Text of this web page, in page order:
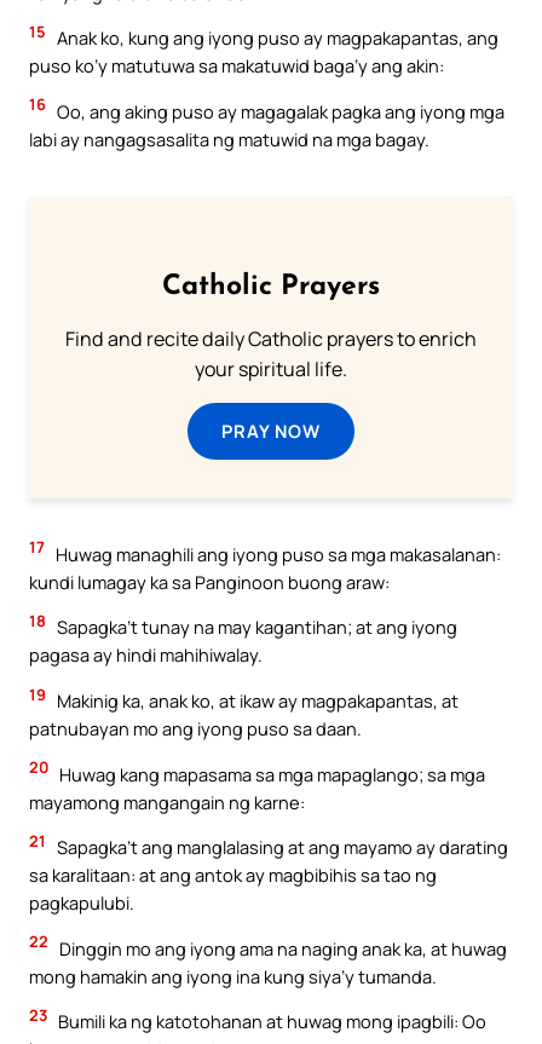
15 Anak ko, kung ang iyong puso ay magpakapantas, ang
puso ko’y matutuwa sa makatuwid baga’y ang akin:
16 Oo, ang aking puso ay magagalak pagka ang iyong mga
labi ay nangagsasalita ng matuwid na mga bagay.
Catholic Prayers
Find and recite daily Catholic prayers to enrich
your spiritual life.
PRAY NOW
17 Huwag managhili ang iyong puso sa mga makasalanan:
kundi lumagay ka sa Panginoon buong araw:
18 Sapagka’t tunay na may kagantihan; at ang iyong
pagasa ay hindi mahihiwalay.
19
Makinig ka, anak ko, at ikaw ay magpakapantas, at
patnubayan mo ang iyong puso sa daan.
20 Huwag kang mapasama sa mga mapaglango; sa mga
mayamong mangangain ng karne:
21
Sapagka’t ang manglalasing at ang mayamo ay darating
sa karalitaan: at ang antok ay magbibihis sa tao ng
pagkapulubi.
22
Dinggin mo ang iyong ama na naging anak ka, at huwag
mong hamakin ang iyong ina kung siya’y tumanda.
23 Bumili ka ng katotohanan at huwag mong ipagbili: Oo